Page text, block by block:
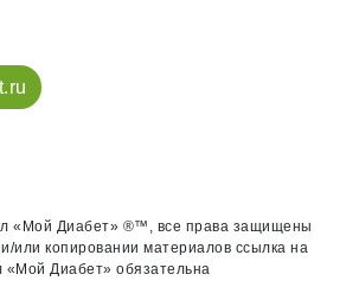
«Мой Диабет» ®™, все права защищены
или копировании материалов ссылка на
«Мой Диабет» обязательна